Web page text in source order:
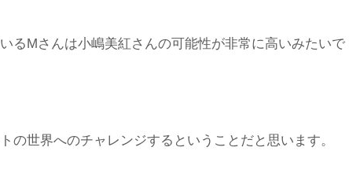
るMさんは小嶋美紅さんの可能性が非常に高いみたいで
の世界へのチャレンジするということだと思います。